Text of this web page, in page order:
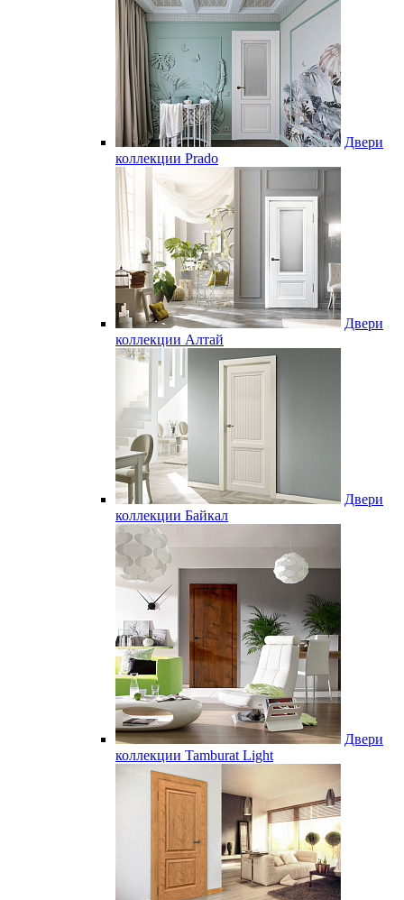
Двери
коллекции Prado
Двери
коллекции Алтай
Двери
коллекции Байкал
Двери
коллекции Tamburat Light